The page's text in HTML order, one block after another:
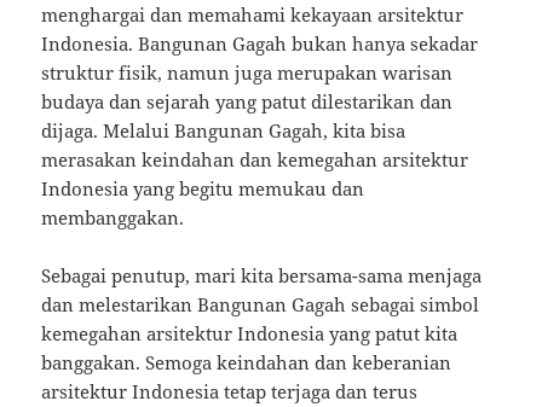
menghargai dan memahami kekayaan arsitektur
Indonesia. Bangunan Gagah bukan hanya sekadar
struktur fisik, namun juga merupakan warisan
budaya dan sejarah yang patut dilestarikan dan
dijaga. Melalui Bangunan Gagah, kita bisa
merasakan keindahan dan kemegahan arsitektur
Indonesia yang begitu memukau dan
membanggakan.
Sebagai penutup, mari kita bersama-sama menjaga
dan melestarikan Bangunan Gagah sebagai simbol
kemegahan arsitektur Indonesia yang patut kita
banggakan. Semoga keindahan dan keberanian
arsitektur Indonesia tetap terjaga dan terus